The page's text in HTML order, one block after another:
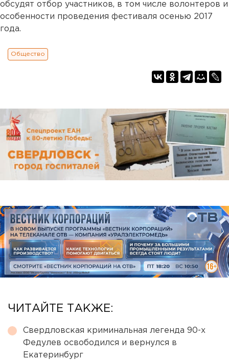
обсудят отбор участников, в том числе волонтеров и
особенности проведения фестиваля осенью 2017
года.
Общество
ЧИТАЙТЕ ТАКЖЕ:
Свердловская криминальная легенда 90-х
Федулев освободился и вернулся в
Екатеринбург